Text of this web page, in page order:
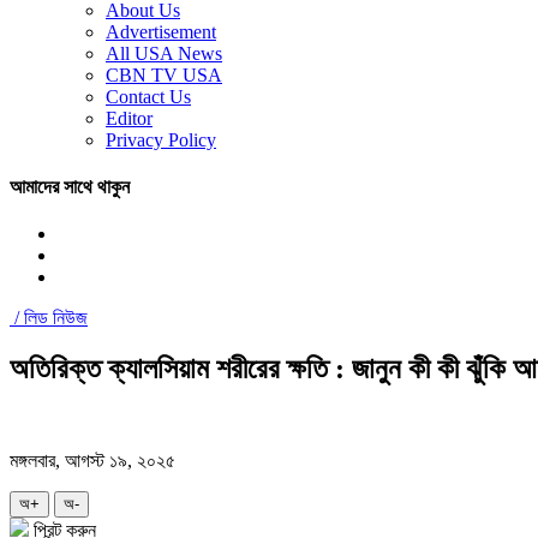
About Us
Advertisement
All USA News
CBN TV USA
Contact Us
Editor
Privacy Policy
আমাদের সাথে থাকুন
/লিড নিউজ
অতিরিক্ত ক্যালসিয়াম শরীরের ক্ষতি : জানুন কী কী ঝুঁকি
মঙ্গলবার, আগস্ট ১৯, ২০২৫
অ+ অ-
প্রিন্ট করুন